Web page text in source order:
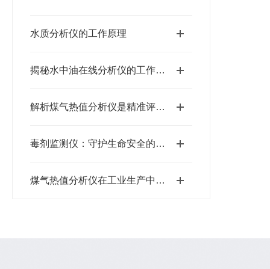
水质分析仪的工作原理
揭秘水中油在线分析仪的工作原理
解析煤气热值分析仪是精准评估燃气能源的仪器
毒剂监测仪：守护生命安全的隐形卫士
煤气热值分析仪在工业生产中的关键作用